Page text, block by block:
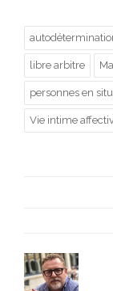
libre arbitre
personnes en
Vie intime